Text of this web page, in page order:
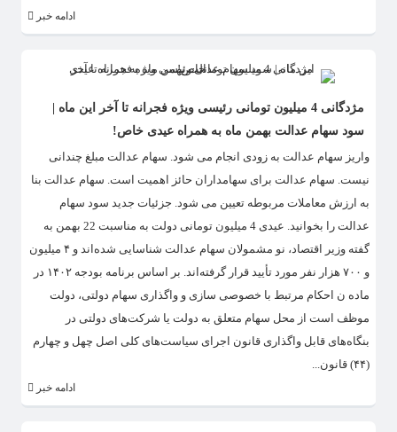
ادامه خبر
مژدگانی 4 میلیون تومانی رئیسی ویژه فجرانه تا آخر این ماه |
سود سهام عدالت بهمن ماه به همراه عیدی خاص!
واریز سهام عدالت به زودی انجام می شود. سهام عدالت مبلغ چندانی
نیست. سهام عدالت برای سهامداران حائز اهمیت است. سهام عدالت بنا
به ارزش معاملات مربوطه تعیین می شود. جزئیات جدید سود سهام
عدالت را بخوانید. عیدی 4 میلیون تومانی دولت به مناسبت 22 بهمن به
گفته وزیر اقتصاد، نو مشمولان سهام عدالت شناسایی شده‌اند و ۴ میلیون
و ۷۰۰ هزار نفر مورد تأیید قرار گرفته‌اند. بر اساس برنامه بودجه ۱۴۰۲ در
ماده ن احکام مرتبط با خصوصی سازی و واگذاری سهام دولتی، دولت
موظف است از محل سهام متعلق به دولت یا شرکت‌های دولتی در
بنگاه‌های قابل واگذاری قانون اجرای سیاست‌های کلی اصل چهل و چهارم
(۴۴) قانون...
ادامه خبر